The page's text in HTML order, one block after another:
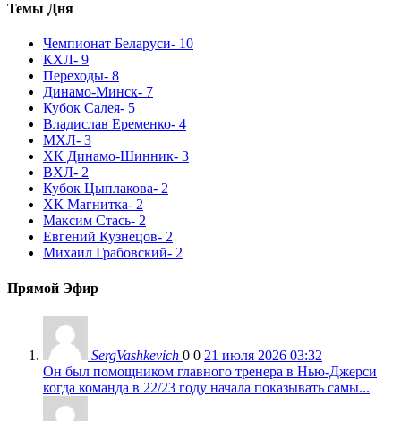
Темы Дня
Чемпионат Беларуси- 10
КХЛ- 9
Переходы- 8
Динамо-Минск- 7
Кубок Салея- 5
Владислав Еременко- 4
МХЛ- 3
ХК Динамо-Шинник- 3
ВХЛ- 2
Кубок Цыплакова- 2
ХК Магнитка- 2
Максим Стась- 2
Евгений Кузнецов- 2
Михаил Грабовский- 2
Прямой Эфир
SergVashkevich 0 0 21 июля 2026 03:32
Он был помощником главного тренера в Нью-Джерси
когда команда в 22/23 году начала показывать самы...